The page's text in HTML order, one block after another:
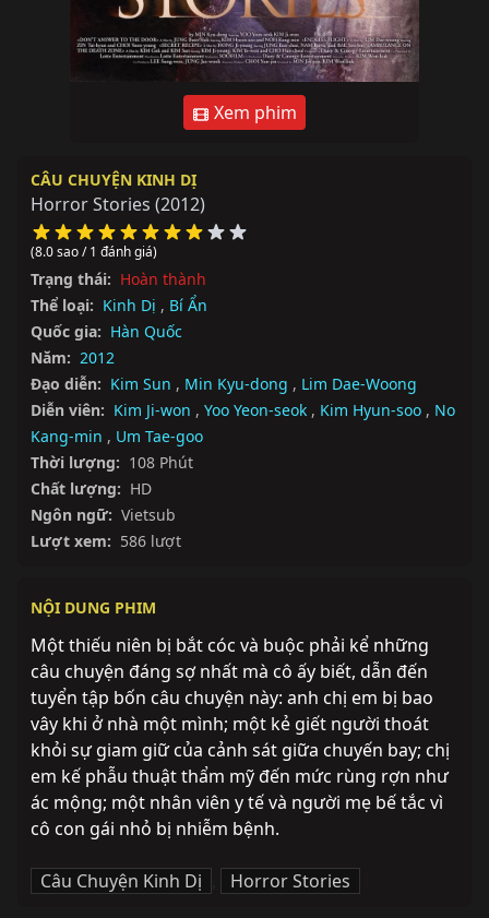
Xem phim
CÂU CHUYỆN KINH DỊ
Horror Stories (2012)
(8.0 sao / 1 đánh giá)
Trạng thái: Hoàn thành
Thể loại: Kinh Dị , Bí Ẩn
Quốc gia: Hàn Quốc
Năm: 2012
Đạo diễn: Kim Sun , Min Kyu-dong , Lim Dae-Woong
Diễn viên: Kim Ji-won , Yoo Yeon-seok , Kim Hyun-soo , No
Kang-min , Um Tae-goo
Thời lượng: 108 Phút
Chất lượng: HD
Ngôn ngữ: Vietsub
Lượt xem: 586 lượt
NỘI DUNG PHIM
Một thiếu niên bị bắt cóc và buộc phải kể những
câu chuyện đáng sợ nhất mà cô ấy biết, dẫn đến
tuyển tập bốn câu chuyện này: anh chị em bị bao
vây khi ở nhà một mình; một kẻ giết người thoát
khỏi sự giam giữ của cảnh sát giữa chuyến bay; chị
em kế phẫu thuật thẩm mỹ đến mức rùng rợn như
ác mộng; một nhân viên y tế và người mẹ bế tắc vì
cô con gái nhỏ bị nhiễm bệnh.
Câu Chuyện Kinh Dị , Horror Stories